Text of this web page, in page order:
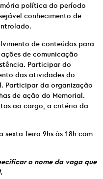
política do período
conhecimento de
de conteúdos para
de comunicação
Participar do
das atividades do
Participar da organização
de ação do Memorial.
ao cargo, a critério da
sexta-feira 9hs às 18h com
o nome da vaga que